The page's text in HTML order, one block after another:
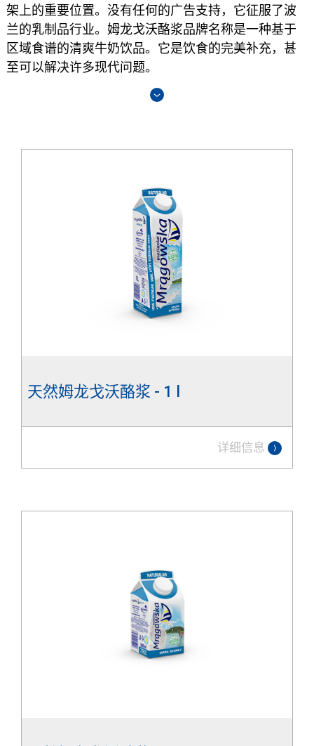
架上的重要位置。没有任何的广告支持，它征服了波
兰的乳制品行业。姆龙戈沃酪浆品牌名称是一种基于
区域食谱的清爽牛奶饮品。它是饮食的完美补充，甚
至可以解决许多现代问题。
天然姆龙戈沃酪浆 - 1 l
详细信息